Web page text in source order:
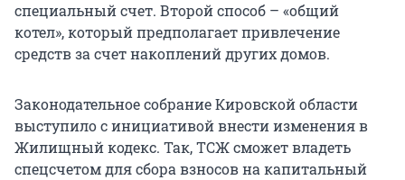
специальный счет. Второй способ – «общий
котел», который предполагает привлечение
средств за счет накоплений других домов.
Законодательное собрание Кировской области
выступило с инициативой внести изменения в
Жилищный кодекс. Так, ТСЖ сможет владеть
спецсчетом для сбора взносов на капитальный